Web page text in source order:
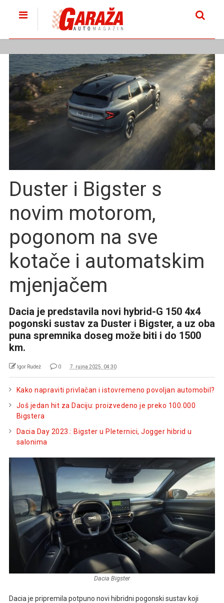
Duster i Bigster s
novim motorom,
pogonom na sve
kotače i automatskim
mjenjačem
Dacia je predstavila novi hybrid-G 150 4x4
pogonski sustav za Duster i Bigster, a uz oba
puna spremnika doseg može biti i do 1500
km.
Igor Rudež 0 7. rujna 2025. 04:30
Kako napraviti privlačan i istovremeno povoljan automobil?
Još jedan hit za Daciju: proizvedeno je preko 100.000
Bigstera
Dacia Day 2023.: Bigster u Pleternici, Jogger hibrid u
salonima
Dacia Bigster
Dacia je pripremila potpuno novi hibridni pogonski sustav koji